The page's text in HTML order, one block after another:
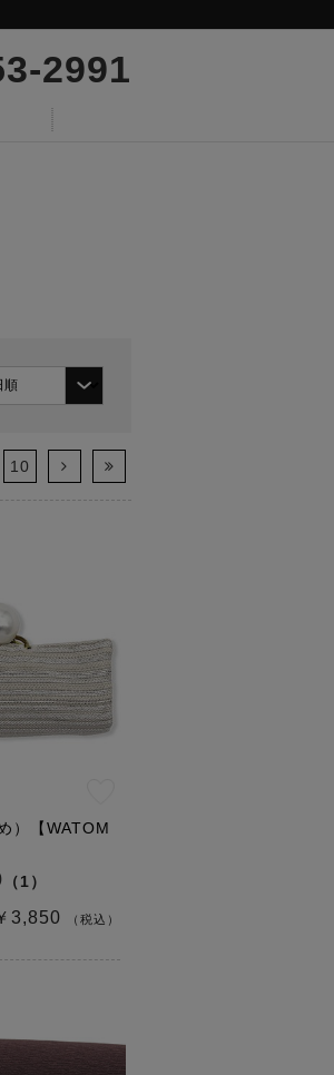
2991
10
）【WATOM
（1 ）
3,850 （税込）